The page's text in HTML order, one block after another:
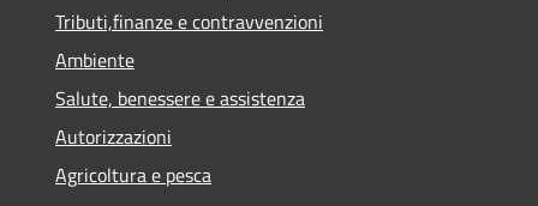
Tributi,finanze e contravvenzioni
Ambiente
Salute, benessere e assistenza
Autorizzazioni
Agricoltura e pesca